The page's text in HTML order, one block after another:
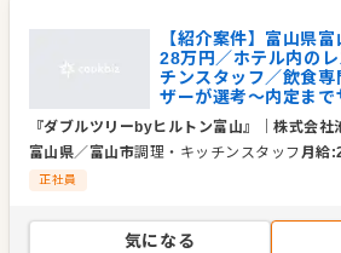
【紹介案件】富山県
28万円／ホテル内の
チンスタッフ／飲食
ザーが選考～内定まで
『ダブルツリーbyヒルトン富山』 ｜株式会社
富山県／富山市調理・キッチンスタッフ月給:
正社員
気になる